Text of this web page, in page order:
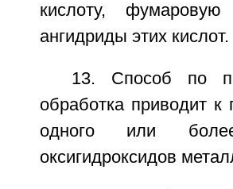
кислоту,
ангидриды этих кислот.
13. Способ по
обработка приводит
одного или
оксигидроксидов